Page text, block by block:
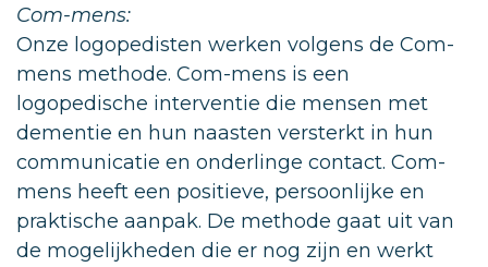
Com-mens:
Onze logopedisten werken volgens de Com-
mens methode. Com-mens is een
logopedische interventie die mensen met
dementie en hun naasten versterkt in hun
communicatie en onderlinge contact. Com-
mens heeft een positieve, persoonlijke en
praktische aanpak. De methode gaat uit van
de mogelijkheden die er nog zijn en werkt